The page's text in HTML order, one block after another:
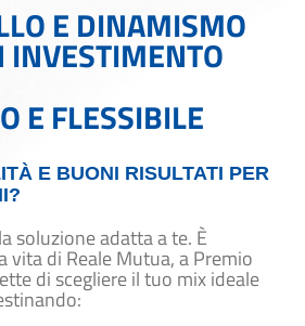
E DINAMISMO
INVESTIMENTO
E FLESSIBILE
E BUONI RISULTATI PER
soluzione adatta a te. È
vita di Reale Mutua, a Premio
di scegliere il tuo mix ideale